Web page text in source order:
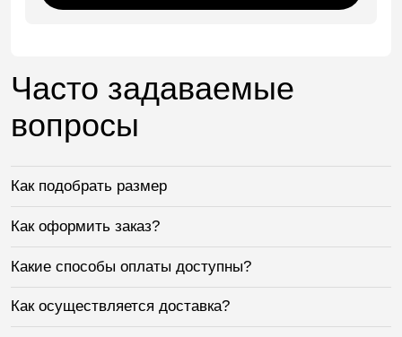
Часто задаваемые
вопросы
Как подобрать размер
Как оформить заказ?
Какие способы оплаты доступны?
Как осуществляется доставка?